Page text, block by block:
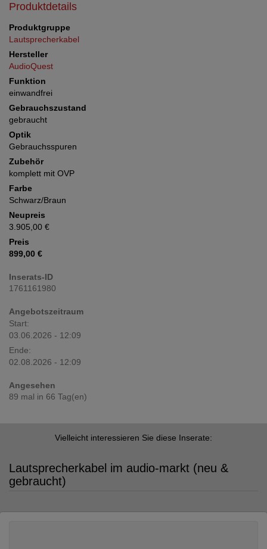
Produktdetails
Produktgruppe
Lautsprecherkabel
Hersteller
AudioQuest
Funktion
einwandfrei
Gebrauchszustand
gebraucht
Optik
Gebrauchsspuren
Zubehör
komplett mit OVP
Farbe
Schwarz/Braun
Neupreis
3.905,00 €
Preis
899,00 €
Inserats-ID
1761161980
Angebotszeitraum
Start:
03.06.2026 - 12:09
Ende:
02.08.2026 - 12:09
Angesehen
89 mal in 66 Tag(en)
Vielleicht interessieren Sie diese Inserate:
Lautsprecherkabel im audio-markt (neu &
gebraucht)